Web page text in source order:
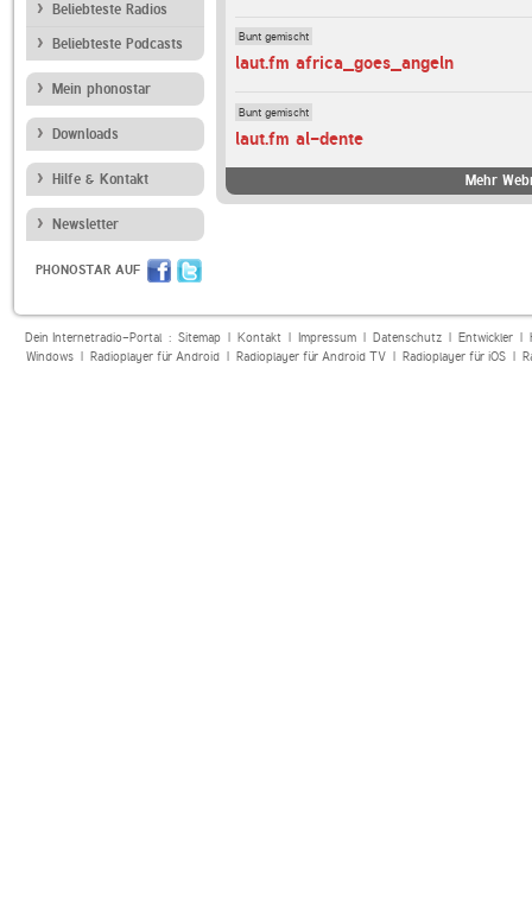
Beliebteste Radios
Beliebteste Podcasts
Mein phonostar
Downloads
Hilfe & Kontakt
Newsletter
PHONOSTAR AUF
Bunt gemischt
laut.fm africa_goes_angeln
Bunt gemischt
laut.fm al-dente
Mehr
Dein Internetradio-Portal : Sitemap| Kontakt| Impressum| Datenschutz| Entwickler|
Windows| Radioplayer für Android| Radioplayer für Android TV| Radioplayer für iOS|